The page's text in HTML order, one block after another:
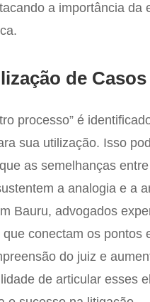
a importância da
de
processo” é
sua utilização. Isso
as semelhanças
a analogia e a
Bauru, advogados
conectam os pontos
do juiz e
de articular esses